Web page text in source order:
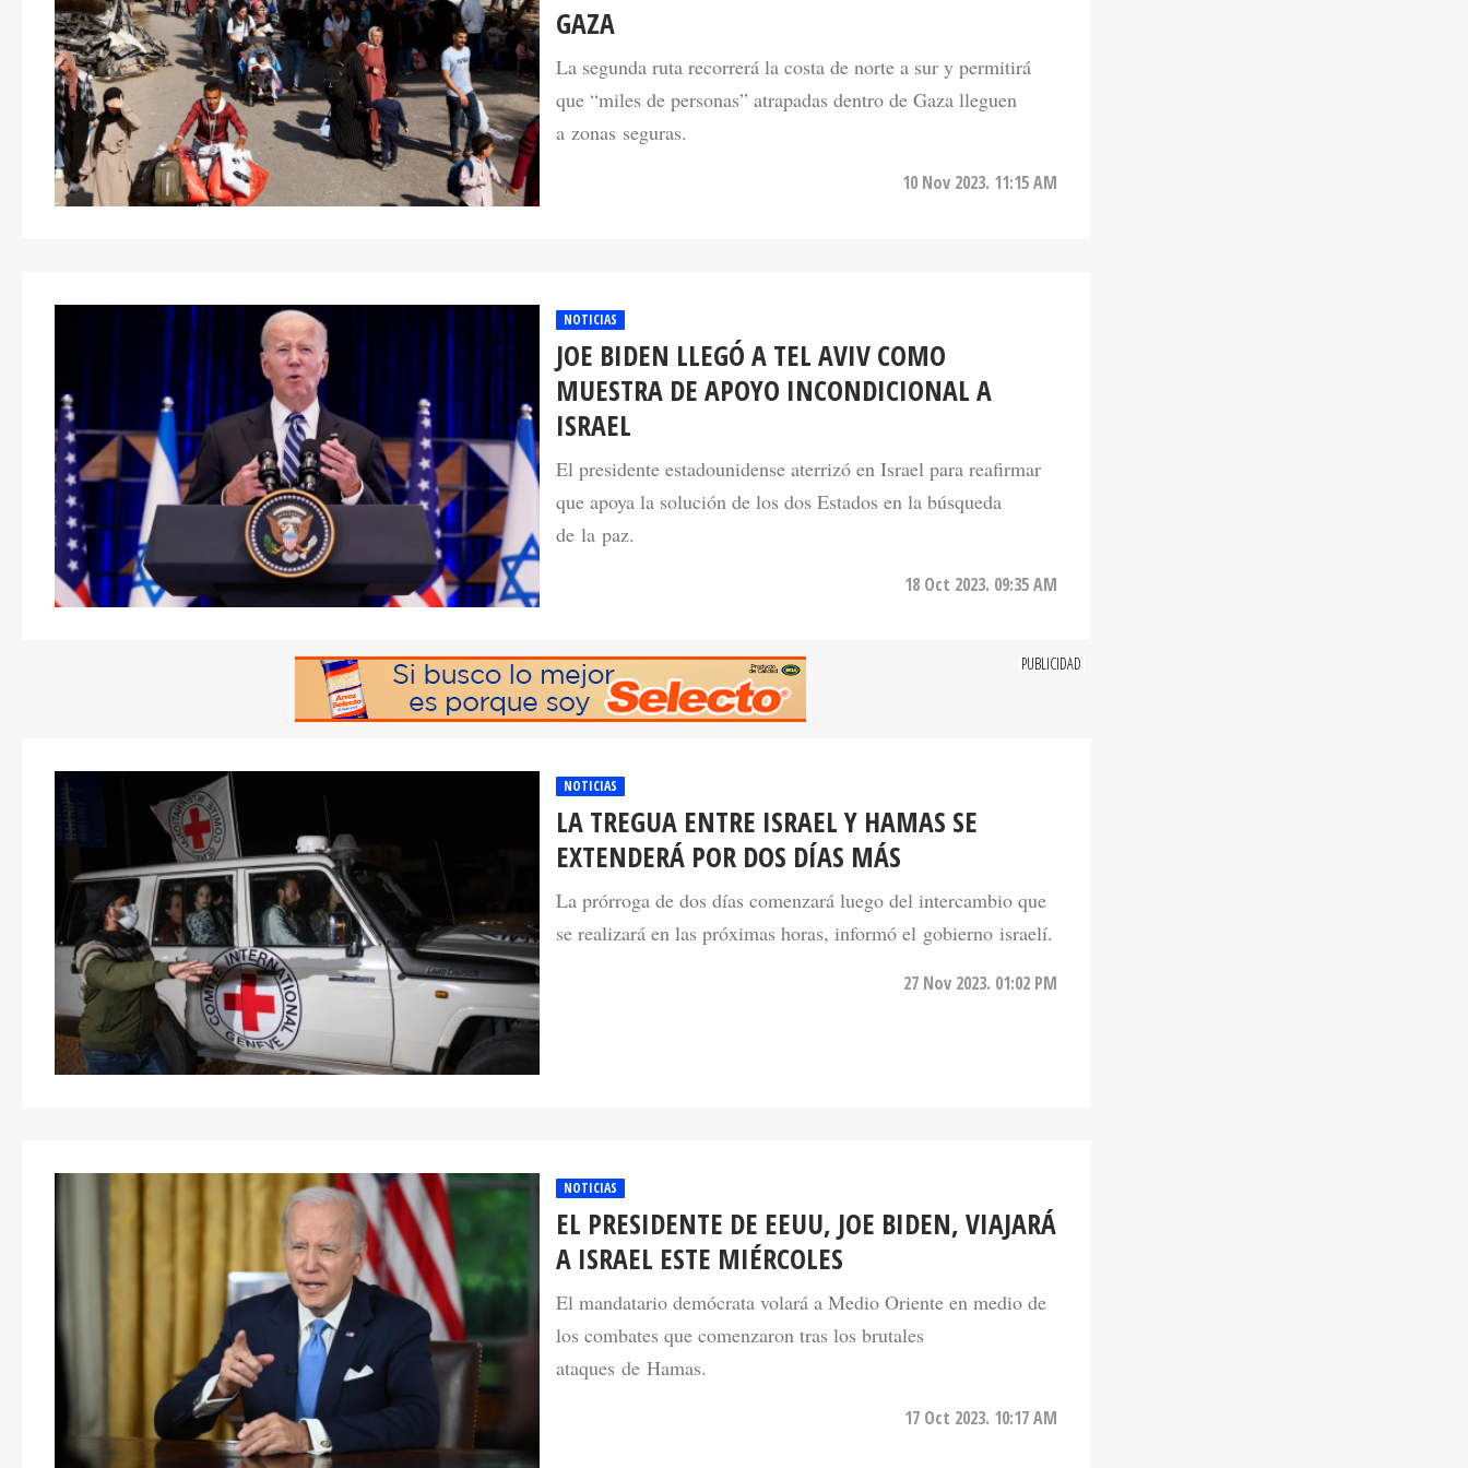
GAZA
La segunda ruta recorrerá la costa de norte a sur y permitirá
que “miles de personas” atrapadas dentro de Gaza lleguen
a zonas seguras.
10 Nov 2023. 11:15 AM
NOTICIAS
JOE BIDEN LLEGÓ A TEL AVIV COMO
MUESTRA DE APOYO INCONDICIONAL A
ISRAEL
El presidente estadounidense aterrizó en Israel para reafirmar
que apoya la solución de los dos Estados en la búsqueda
de la paz.
18 Oct 2023. 09:35 AM
LA TREGUA ENTRE ISRAEL Y HAMAS SE
EXTENDERÁ POR DOS DÍAS MÁS
La prórroga de dos días comenzará luego del intercambio que
se realizará en las próximas horas, informó el gobierno israelí.
27 Nov 2023. 01:02 PM
EL PRESIDENTE DE EEUU, JOE BIDEN, VIAJARÁ
A ISRAEL ESTE MIÉRCOLES
El mandatario demócrata volará a Medio Oriente en medio de
los combates que comenzaron tras los brutales
ataques de Hamas.